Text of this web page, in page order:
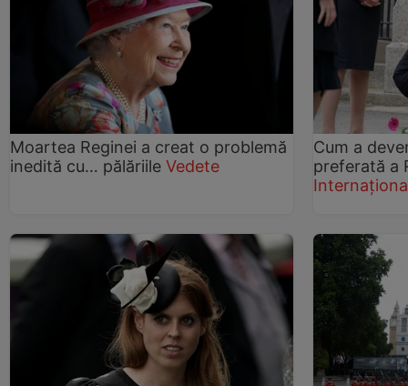
Moartea Reginei a creat o problemă
inedită cu… pălăriile Vedete
Cum a
preferată a